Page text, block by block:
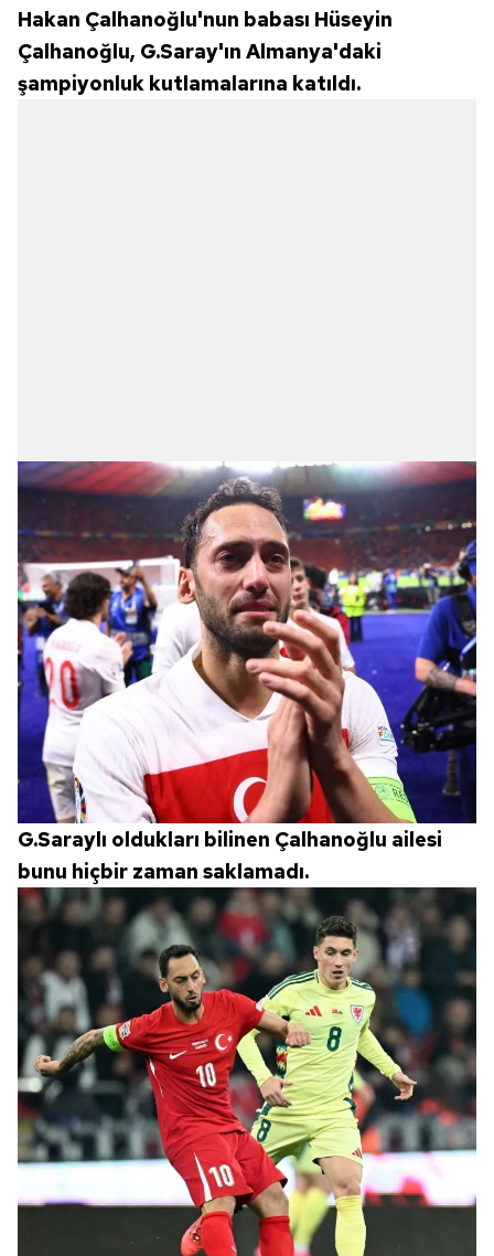
Hakan Çalhanoğlu'nun babası Hüseyin
Çalhanoğlu, G.Saray'ın Almanya'daki
şampiyonluk kutlamalarına katıldı.
G.Saraylı oldukları bilinen Çalhanoğlu ailesi
bunu hiçbir zaman saklamadı.